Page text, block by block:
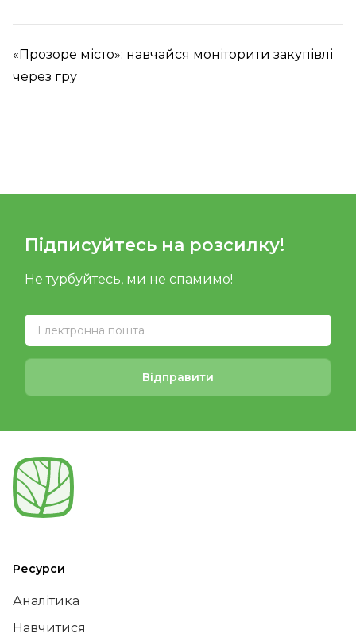
«Прозоре місто»: навчайся моніторити закупівлі
через гру
Підписуйтесь на розсилку!
Не турбуйтесь, ми не спамимо!
Відправити
Ресурси
Аналітика
Навчитися